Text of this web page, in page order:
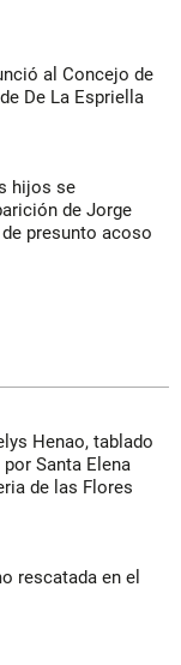
al Concejo de
De La Espriella
hijos se
de Jorge
presunto acoso
Henao, tablado
Santa Elena
de las Flores
rescatada en el